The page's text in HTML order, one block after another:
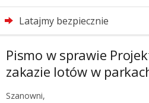
Latajmy bezpiecznie
Pismo w sprawie
zakazie lotów w
Szanowni,